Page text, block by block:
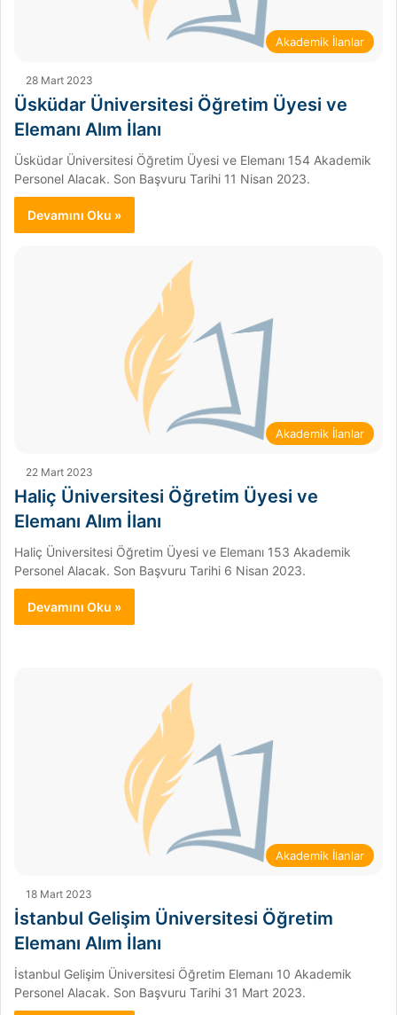
Akademik İlanlar
28 Mart 2023
Üsküdar Üniversitesi Öğretim Üyesi ve
Elemanı Alım İlanı
Üsküdar Üniversitesi Öğretim Üyesi ve Elemanı 154 Akademik
Personel Alacak. Son Başvuru Tarihi 11 Nisan 2023.
Devamını Oku »
Akademik İlanlar
22 Mart 2023
Haliç Üniversitesi Öğretim Üyesi ve
Elemanı Alım İlanı
Haliç Üniversitesi Öğretim Üyesi ve Elemanı 153 Akademik
Personel Alacak. Son Başvuru Tarihi 6 Nisan 2023.
Devamını Oku »
Akademik İlanlar
18 Mart 2023
İstanbul Gelişim Üniversitesi Öğretim
Elemanı Alım İlanı
İstanbul Gelişim Üniversitesi Öğretim Elemanı 10 Akademik
Personel Alacak. Son Başvuru Tarihi 31 Mart 2023.